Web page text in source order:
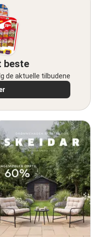
beste
de aktuelle tilbudene